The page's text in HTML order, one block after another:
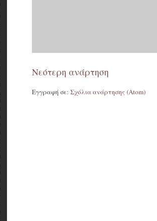
Νεότερη ανάρτηση
Εγγραφή σε: Σχόλια ανάρτησης (Atom)